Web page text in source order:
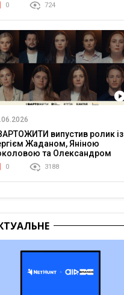
0 724
випустив ролик із
Жаданом, Яніною
та Олександром
про життя в постійній
0 3188